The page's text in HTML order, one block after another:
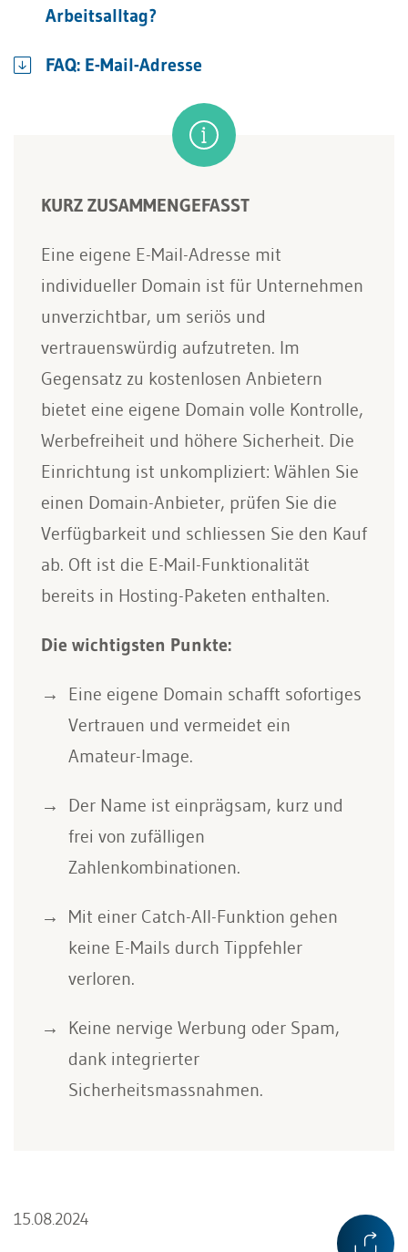
Arbeitsalltag?
FAQ: E-Mail-Adresse
KURZ ZUSAMMENGEFASST
Eine eigene E-Mail-Adresse mit
individueller Domain ist für Unternehmen
unverzichtbar, um seriös und
vertrauenswürdig aufzutreten. Im
Gegensatz zu kostenlosen Anbietern
bietet eine eigene Domain volle Kontrolle,
Werbefreiheit und höhere Sicherheit. Die
Einrichtung ist unkompliziert: Wählen Sie
einen Domain-Anbieter, prüfen Sie die
Verfügbarkeit und schliessen Sie den Kauf
ab. Oft ist die E-Mail-Funktionalität
bereits in Hosting-Paketen enthalten.
Die wichtigsten Punkte:
Eine eigene Domain schafft sofortiges
Vertrauen und vermeidet ein
Amateur-Image.
Der Name ist einprägsam, kurz und
frei von zufälligen
Zahlenkombinationen.
Mit einer Catch-All-Funktion gehen
keine E-Mails durch Tippfehler
verloren.
Keine nervige Werbung oder Spam,
dank integrierter
Sicherheitsmassnahmen.
15.08.2024